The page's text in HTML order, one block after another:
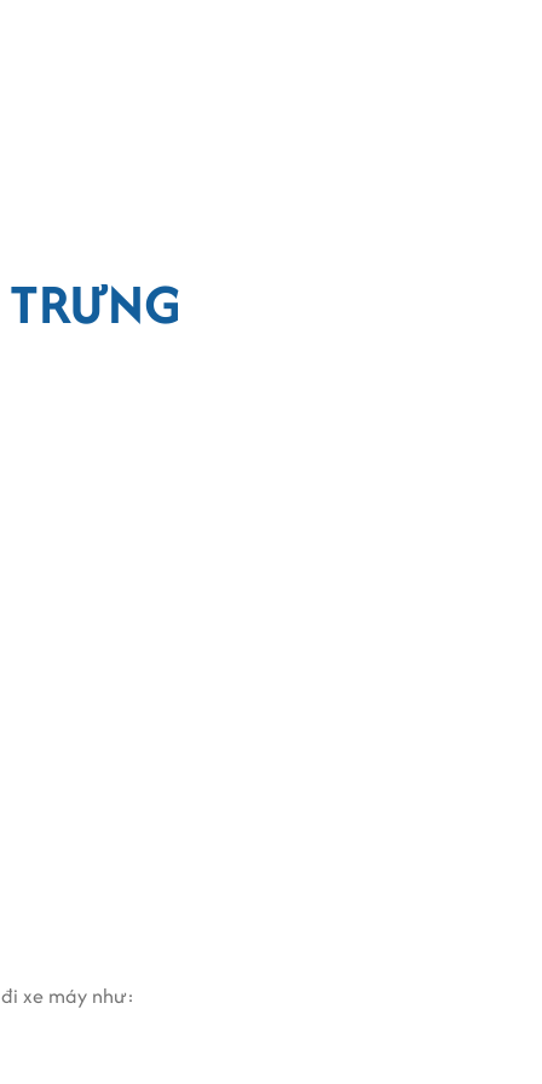
việc chuyên nghiệp và vị trí trung tâm?
xe máy như: